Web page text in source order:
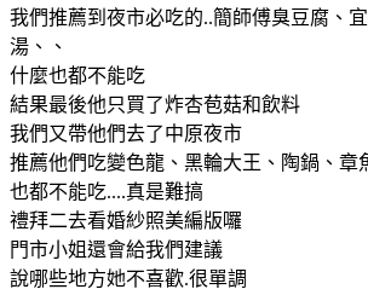
我們推薦到夜市必吃的..簡師傅臭豆腐、
湯、、
什麼也都不能吃
結果最後他只買了炸杏苞菇和飲料
我們又帶他們去了中原夜市
推薦他們吃變色龍、黑輪大王、陶鍋、章
也都不能吃....真是難搞
禮拜二去看婚紗照美編版囉
門市小姐還會給我們建議
說哪些地方她不喜歡.很單調